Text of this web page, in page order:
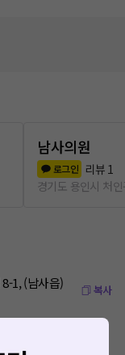
남사의원
로그인 리뷰 1
경기도 용인시 처
1, (남사읍) 복사